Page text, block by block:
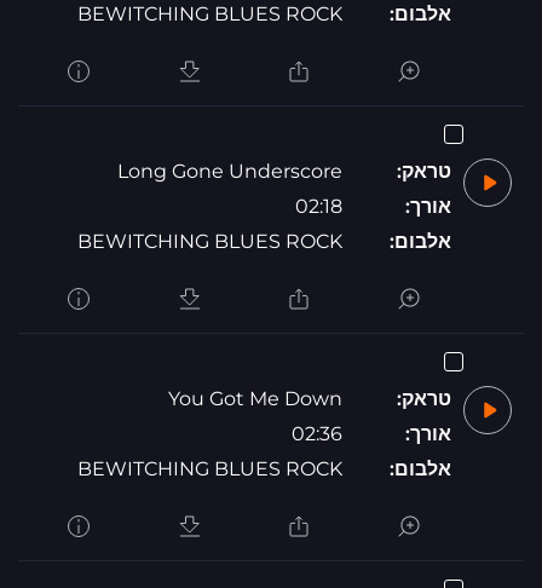
אלבום:
BEWITCHING BLUES ROCK
טראק:
Long Gone Underscore
אורך:
02:18
אלבום:
BEWITCHING BLUES ROCK
טראק:
You Got Me Down
אורך:
02:36
אלבום:
BEWITCHING BLUES ROCK